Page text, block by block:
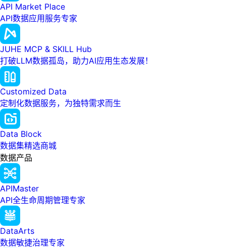
API Market Place
API数据应用服务专家
JUHE MCP & SKILL Hub
打破LLM数据孤岛，助力AI应用生态发展！
Customized Data
定制化数据服务，为独特需求而生
Data Block
数据集精选商城
数据产品
APIMaster
API全生命周期管理专家
DataArts
数据敏捷治理专家